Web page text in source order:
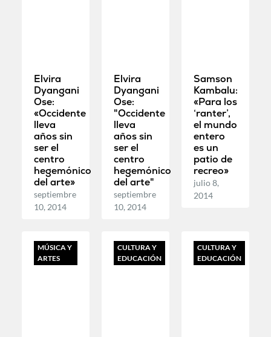
Elvira
Dyangani
Ose:
«Occidente
lleva
años sin
ser el
centro
hegemónico
del arte»
septiembre
10, 2014
Elvira
Dyangani
Ose:
"Occidente
lleva
años sin
ser el
centro
hegemónico
del arte"
septiembre
10, 2014
Samson
Kambalu:
«Para los
‘ranter’,
el mundo
entero
es un
patio de
recreo»
julio 8,
2014
MÚSICA Y
ARTES
CULTURA Y
EDUCACIÓN
CULTURA Y
EDUCACIÓN